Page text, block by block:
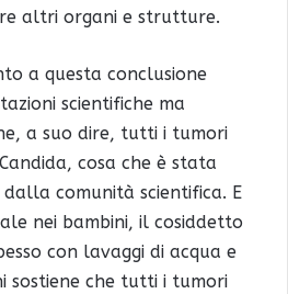
altri organi e strutture.
a questa conclusione
scientifiche ma
a suo dire, tutti i tumori
cosa che è stata
comunità scientifica. E
nei bambini, il cosiddetto
con lavaggi di acqua e
sostiene che tutti i tumori